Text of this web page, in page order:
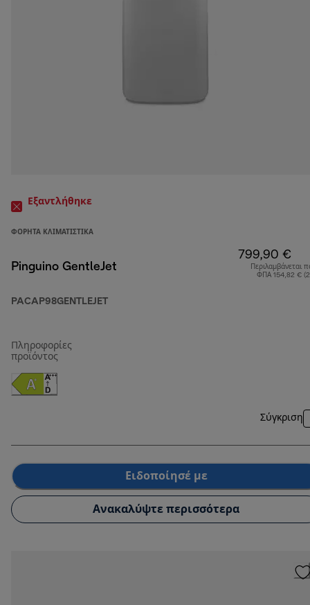
Εξαντλήθηκε
ΦΟΡΗΤΆ ΚΛΙΜΑΤΙΣΤΙΚΆ
Pinguino GentleJet
PACAP98GENTLEJET
799,90 €
Περιλαμβάνεται
ΦΠΑ 154,82 €
Πληροφορίες
προϊόντος
Σύγκριση
Ειδοποίησέ με
Ανακαλύψτε περισσότερα